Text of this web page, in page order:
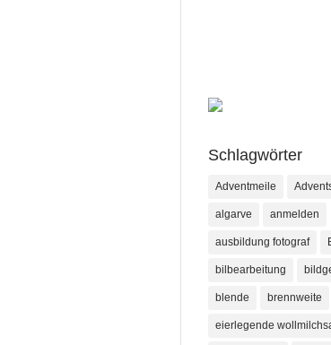
Schlagwörter
Adventmeile
algarve anmelden
ausbildung fotograf
bilbearbeitung
blende brennweite
eierlegende